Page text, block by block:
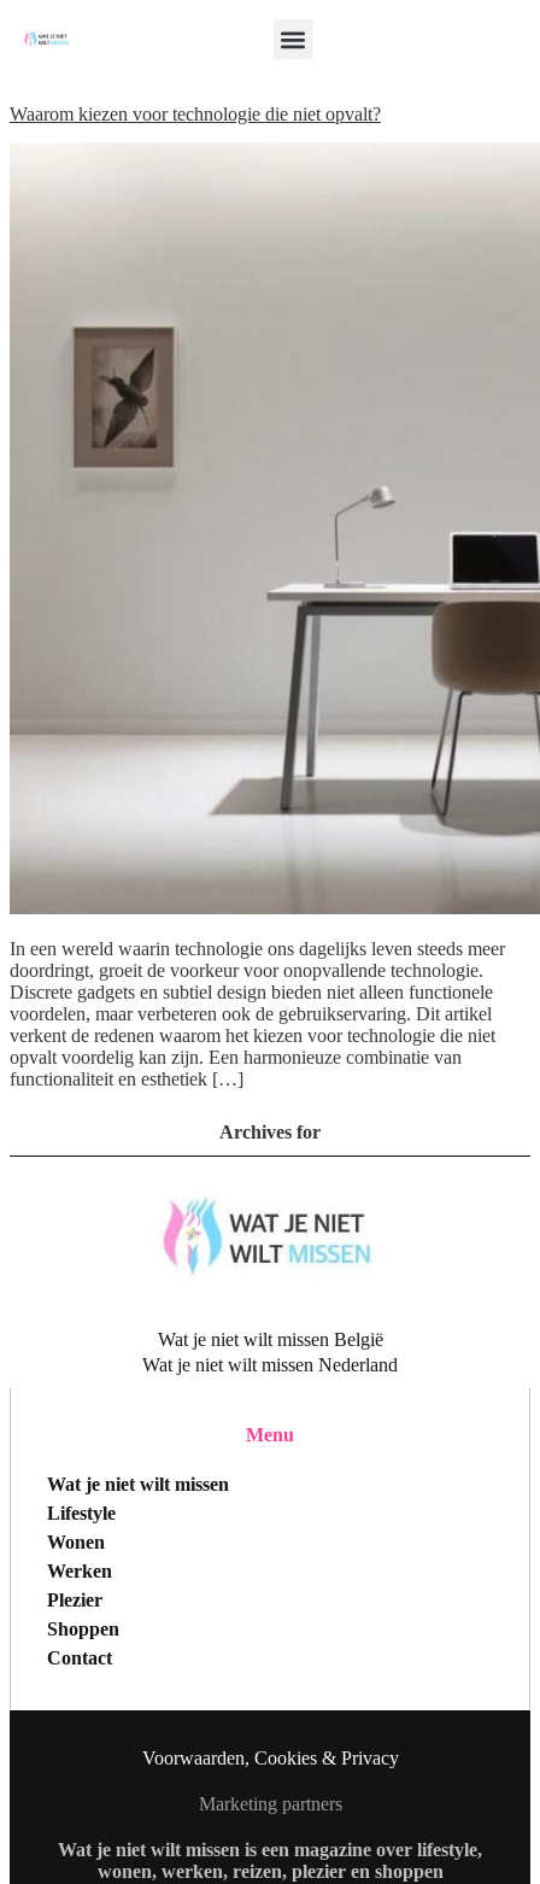
Waarom kiezen voor technologie die niet opvalt?
In een wereld waarin technologie ons dagelijks leven steeds meer
doordringt, groeit de voorkeur voor onopvallende technologie.
Discrete gadgets en subtiel design bieden niet alleen functionele
voordelen, maar verbeteren ook de gebruikservaring. Dit artikel
verkent de redenen waarom het kiezen voor technologie die niet
opvalt voordelig kan zijn. Een harmonieuze combinatie van
functionaliteit en esthetiek […]
Archives for
Wat je niet wilt missen België
Wat je niet wilt missen Nederland
Menu
Wat je niet wilt missen
Lifestyle
Wonen
Werken
Plezier
Shoppen
Contact
Voorwaarden, Cookies & Privacy
Marketing partners
Wat je niet wilt missen is een magazine over lifestyle,
wonen, werken, reizen, plezier en shoppen